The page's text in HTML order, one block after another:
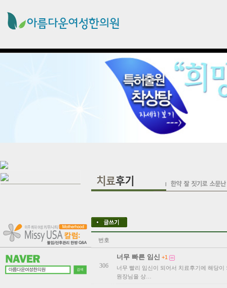
번호
306
너무 빠른 임신 +1
너무 빨리 임신이 되어서 치료후기에 해당
원장님을 상…